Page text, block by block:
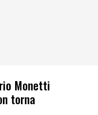
Monetti
torna